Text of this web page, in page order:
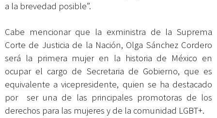
a la brevedad posible”.
Cabe mencionar que la exministra de la Suprema
Corte de Justicia de la Nación, Olga Sánchez Cordero
será la primera mujer en la historia de México en
ocupar el cargo de Secretaria de Gobierno, que es
equivalente a vicepresidente, quien se ha destacado
por ser una de las principales promotoras de los
derechos para las mujeres y de la comunidad LGBT+.